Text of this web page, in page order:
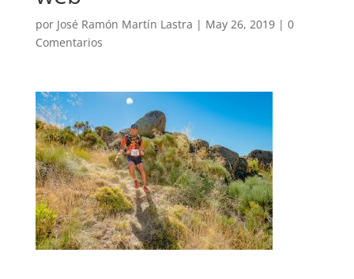
por José Ramón Martín Lastra | May 26, 2019| 0
Comentarios